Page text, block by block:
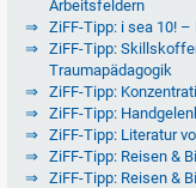
Arbeitsfeldern
ZiFF-Tipp: i sea 10!
ZiFF-Tipp:
Traumapädagogik
ZiFF-Tipp:
ZiFF-Tipp:
ZiFF-Tipp: Literatur
ZiFF-Tipp: Reisen &
ZiFF-Tipp: Reisen &